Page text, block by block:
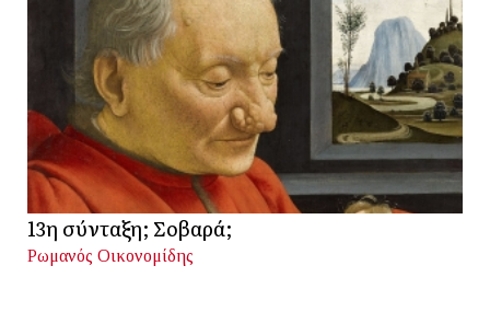
13η σύνταξη; Σοβαρά;
Ρωμανός Οικονομίδης